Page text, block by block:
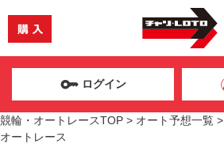
ログイン
競輪・オートレースTOP > オート予想一覧 >
オートレース